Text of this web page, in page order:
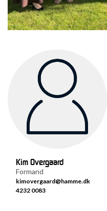
Kim Overgaard
Formand
kimovergaard@hamme.dk
4232 0083